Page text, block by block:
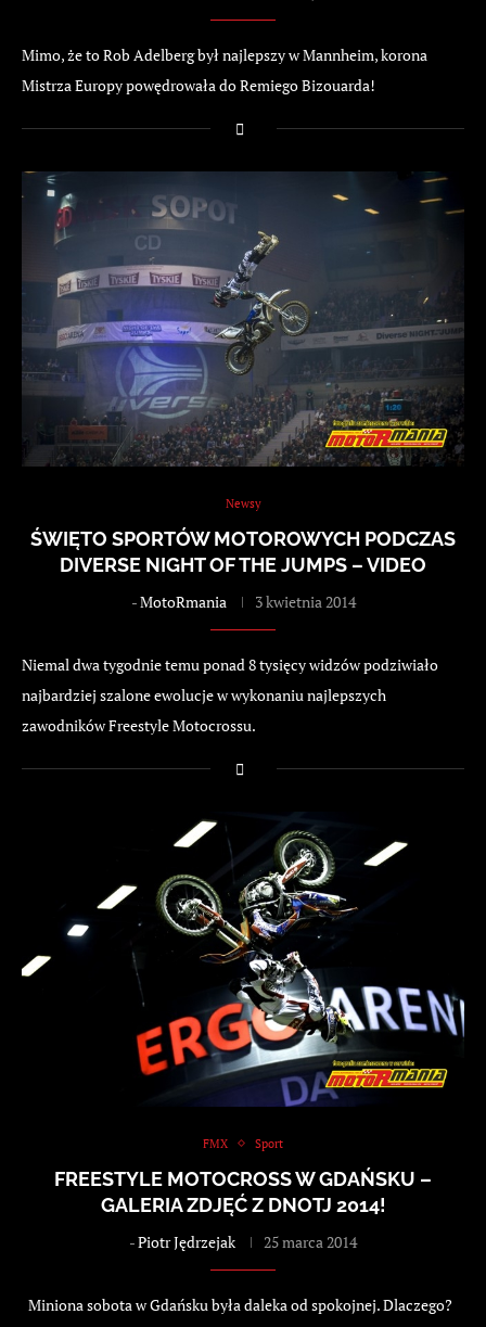
Mimo, że to Rob Adelberg był najlepszy w Mannheim, korona
Mistrza Europy powędrowała do Remiego Bizouarda!
Newsy
ŚWIĘTO SPORTÓW MOTOROWYCH PODCZAS
DIVERSE NIGHT OF THE JUMPS – VIDEO
-MotoRmania 3 kwietnia 2014
Niemal dwa tygodnie temu ponad 8 tysięcy widzów podziwiało
najbardziej szalone ewolucje w wykonaniu najlepszych
zawodników Freestyle Motocrossu.
FMX Sport
FREESTYLE MOTOCROSS W GDAŃSKU –
GALERIA ZDJĘĆ Z DNOTJ 2014!
-Piotr Jędrzejak 25 marca 2014
Miniona sobota w Gdańsku była daleka od spokojnej. Dlaczego?